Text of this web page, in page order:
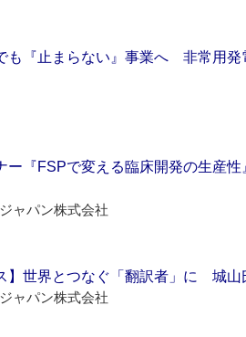
も『止まらない』事業へ 非常用発
ー『FSPで変える臨床開発の生産
ャパン株式会社
】世界とつなぐ「翻訳者」に 城山
ャパン株式会社